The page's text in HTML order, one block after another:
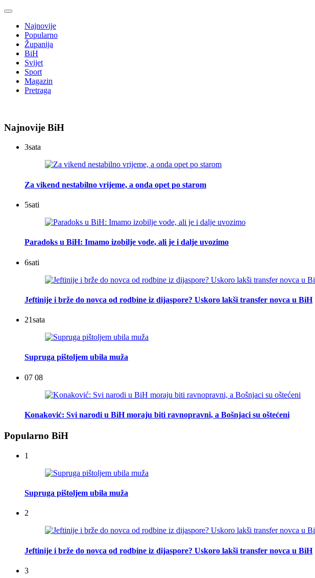
Najnovije
Popularno
Županija
BiH
Svijet
Sport
Magazin
Pretraga
Najnovije BiH
3sata
Za vikend nestabilno vrijeme, a onda opet po starom
5sati
Paradoks u BiH: Imamo izobilje vode, ali je i dalje uvozimo
6sati
Jeftinije i brže do novca od rodbine iz dijaspore? Uskoro lakši transfer novca u BiH
21sata
Supruga pištoljem ubila muža
07 08
Konaković: Svi narodi u BiH moraju biti ravnopravni, a Bošnjaci su oštećeni
Popularno BiH
1
Supruga pištoljem ubila muža
2
Jeftinije i brže do novca od rodbine iz dijaspore? Uskoro lakši transfer novca u BiH
3